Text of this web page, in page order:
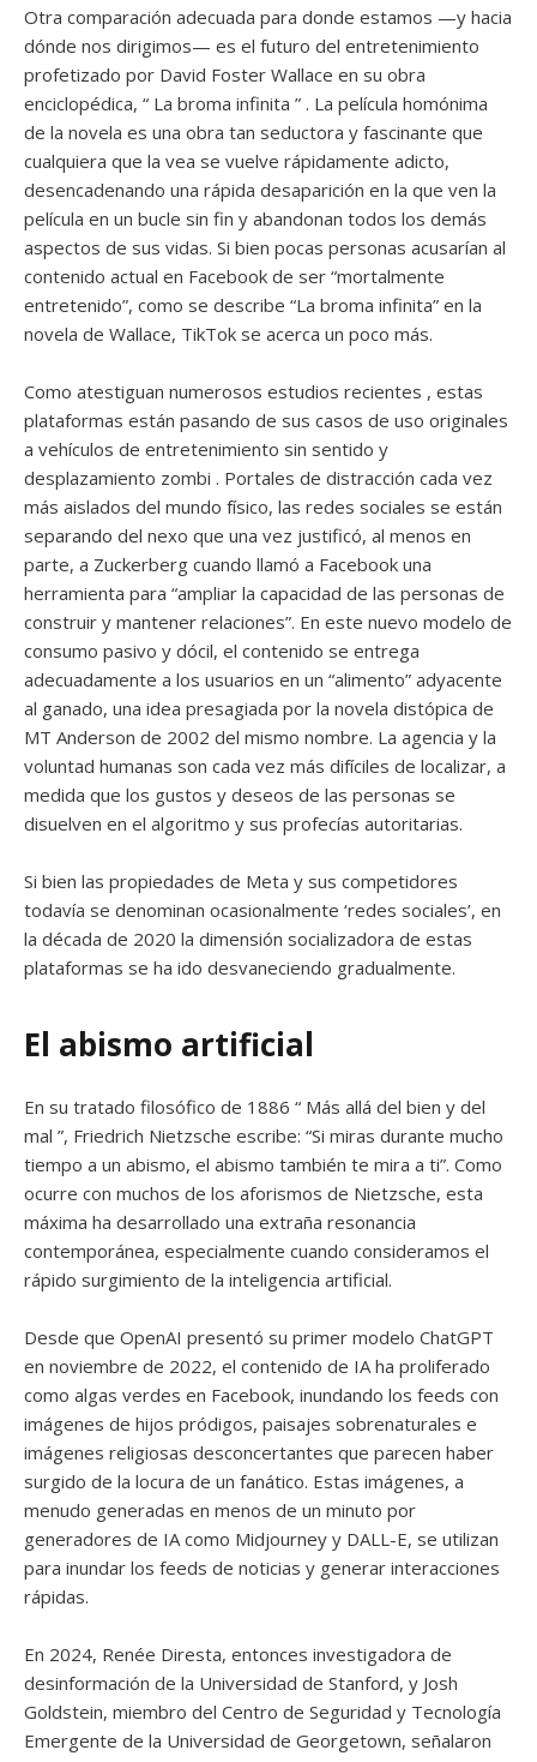
Otra comparación adecuada para donde estamos —y hacia
dónde nos dirigimos— es el futuro del entretenimiento
profetizado por David Foster Wallace en su obra
enciclopédica, “ La broma infinita ” . La película homónima
de la novela es una obra tan seductora y fascinante que
cualquiera que la vea se vuelve rápidamente adicto,
desencadenando una rápida desaparición en la que ven la
película en un bucle sin fin y abandonan todos los demás
aspectos de sus vidas. Si bien pocas personas acusarían al
contenido actual en Facebook de ser “mortalmente
entretenido”, como se describe “La broma infinita” en la
novela de Wallace, TikTok se acerca un poco más.
Como atestiguan numerosos estudios recientes , estas
plataformas están pasando de sus casos de uso originales
a vehículos de entretenimiento sin sentido y
desplazamiento zombi . Portales de distracción cada vez
más aislados del mundo físico, las redes sociales se están
separando del nexo que una vez justificó, al menos en
parte, a Zuckerberg cuando llamó a Facebook una
herramienta para “ampliar la capacidad de las personas de
construir y mantener relaciones”. En este nuevo modelo de
consumo pasivo y dócil, el contenido se entrega
adecuadamente a los usuarios en un “alimento” adyacente
al ganado, una idea presagiada por la novela distópica de
MT Anderson de 2002 del mismo nombre. La agencia y la
voluntad humanas son cada vez más difíciles de localizar, a
medida que los gustos y deseos de las personas se
disuelven en el algoritmo y sus profecías autoritarias.
Si bien las propiedades de Meta y sus competidores
todavía se denominan ocasionalmente ‘redes sociales’, en
la década de 2020 la dimensión socializadora de estas
plataformas se ha ido desvaneciendo gradualmente.
El abismo artificial
En su tratado filosófico de 1886 “ Más allá del bien y del
mal ”, Friedrich Nietzsche escribe: “Si miras durante mucho
tiempo a un abismo, el abismo también te mira a ti”. Como
ocurre con muchos de los aforismos de Nietzsche, esta
máxima ha desarrollado una extraña resonancia
contemporánea, especialmente cuando consideramos el
rápido surgimiento de la inteligencia artificial.
Desde que OpenAI presentó su primer modelo ChatGPT
en noviembre de 2022, el contenido de IA ha proliferado
como algas verdes en Facebook, inundando los feeds con
imágenes de hijos pródigos, paisajes sobrenaturales e
imágenes religiosas desconcertantes que parecen haber
surgido de la locura de un fanático. Estas imágenes, a
menudo generadas en menos de un minuto por
generadores de IA como Midjourney y DALL-E, se utilizan
para inundar los feeds de noticias y generar interacciones
rápidas.
En 2024, Renée Diresta, entonces investigadora de
desinformación de la Universidad de Stanford, y Josh
Goldstein, miembro del Centro de Seguridad y Tecnología
Emergente de la Universidad de Georgetown, señalaron